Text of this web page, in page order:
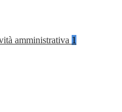
amministrativa 1